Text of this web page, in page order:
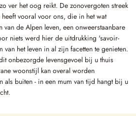
ver het oog reikt. De zonovergoten streek
vooral voor ons, die in het wat
van de Alpen leven, een onweerstaanbare
niets werd hier de uitdrukking 'savoir-
van het leven in al zijn facetten te genieten.
onbezorgde levensgevoel bij u thuis
woonstijl kan overal worden
als buiten - in een mum van tijd hangt bij u